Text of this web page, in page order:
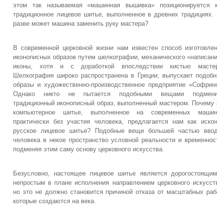
этом так называемая «машинная вышивка» позиционируется
традиционное лицевое шитье, выполненное в древних традициях.
разве может машина заменить руку мастера?
В современной церковной жизни нам известен способ
иконописных образов путем шелкографии, механического
иконы, хотя и с доработкой впоследствии кистью
Шелкография широко распространена в Греции; выпускает
образы и художественно-производственное предприятие
Однако никто не пытается подобными вещами
традиционный иконописный образ, выполненный мастером. Почему
компьютерное шитье, выполненное на современных
практически без участия человека, предлагается нам как
русское лицевое шитье? Подобные вещи большей частью
человека в некое пространство условной реальности и
подменяя этим саму основу церковного искусства.
Безусловно, настоящее лицевое шитье является
непростым в плане исполнения направлением церковного
но это не должно становится причиной отказа от масштабных
которые создаются на века.